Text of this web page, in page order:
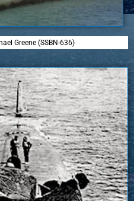
Greene (SSBN-636)